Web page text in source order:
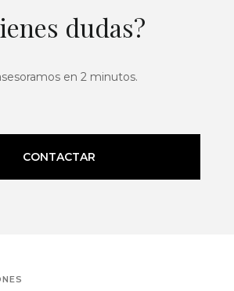
dudas?
en 2 minutos.
CONTACTAR